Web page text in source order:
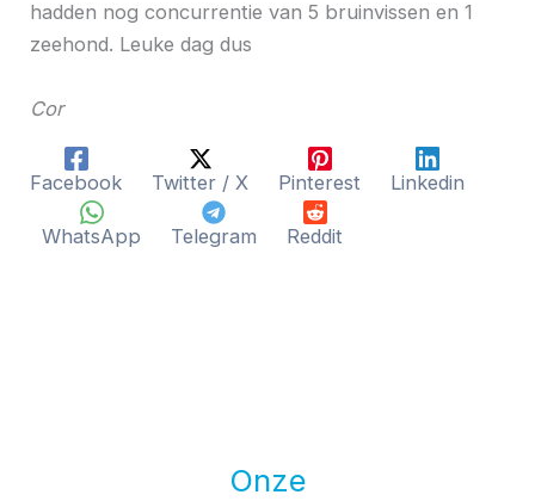
hadden nog concurrentie van 5 bruinvissen en 1
zeehond. Leuke dag dus
Cor
Facebook Twitter / X Pinterest Linkedin
WhatsApp Telegram Reddit
Onze